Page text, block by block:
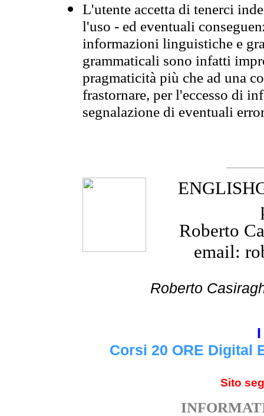
L'utente accetta di tenerci
l'uso - ed eventuali
informazioni linguistiche e
grammaticali sono infatti
pragmaticità più che ad una
frastornare, per l'eccesso di
segnalazione di eventuali
Roberto
email:
Roberto
Corsi 20 ORE Digital
Sito